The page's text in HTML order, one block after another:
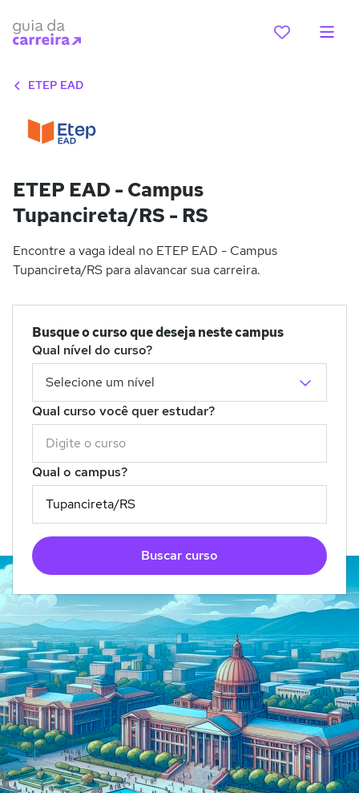
ETEP EAD
ETEP EAD - Campus
Tupancireta/RS - RS
Encontre a vaga ideal no ETEP EAD - Campus
Tupancireta/RS para alavancar sua carreira.
Busque o curso que deseja neste campus
Qual nível do curso?
Qual curso você quer estudar?
Qual o campus?
Buscar curso